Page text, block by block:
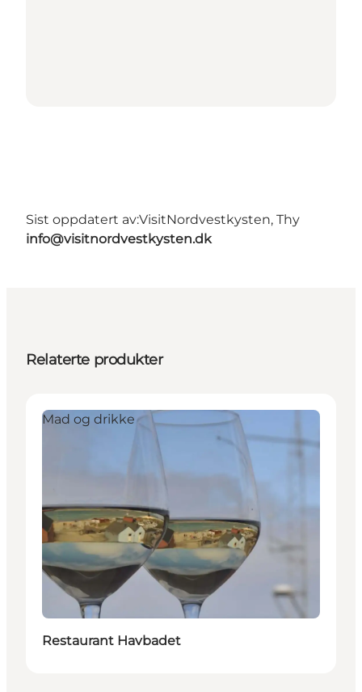
Sist oppdatert av:VisitNordvestkysten, Thy
info@visitnordvestkysten.dk
Relaterte produkter
Mad og drikke
Restaurant Havbadet